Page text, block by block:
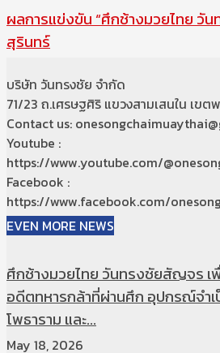
ผลการแข่งขัน “ศึกช้างมวยไทย วั
สุรินทร์
บริษัท วันทรงชัย จำกัด
71/23 ถ.เศรษฐศิริ แขวงสามเสนใน เข
Contact us:
Youtube :
https://www.youtube.com/
Facebook :
https://www.facebook.com/
EVEN MORE NEWS
ศึกช้างมวยไทย วันทรงชัยสัญจร
อดีตทหารกล้าที่ผ่านศึก อุปกรณ์จำเ
โพธาราม และ...
May 18, 2026